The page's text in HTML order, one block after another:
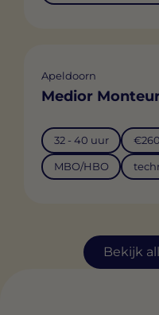
Bekijk
Apeldoorn
Medior
32 - 40 uur
MBO/HBO